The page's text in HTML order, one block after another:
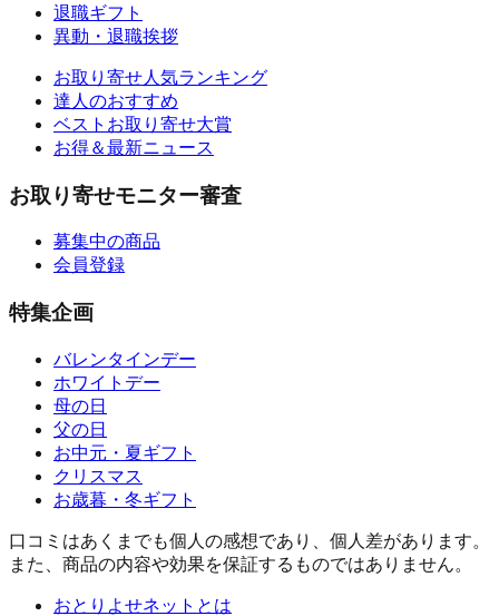
退職ギフト
異動・退職挨拶
お取り寄せ人気ランキング
達人のおすすめ
ベストお取り寄せ大賞
お得＆最新ニュース
お取り寄せモニター審査
募集中の商品
会員登録
特集企画
バレンタインデー
ホワイトデー
母の日
父の日
お中元・夏ギフト
クリスマス
お歳暮・冬ギフト
口コミはあくまでも個人の感想であり、個人差があります。
また、商品の内容や効果を保証するものではありません。
おとりよせネットとは